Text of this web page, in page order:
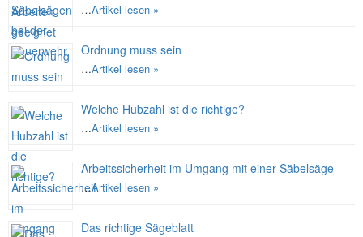
…Artikel lesen »
Ordnung muss sein
…Artikel lesen »
Welche Hubzahl ist die richtige?
…Artikel lesen »
Arbeitssicherheit im Umgang mit einer Säbelsäge
…Artikel lesen »
Das richtige Sägeblatt